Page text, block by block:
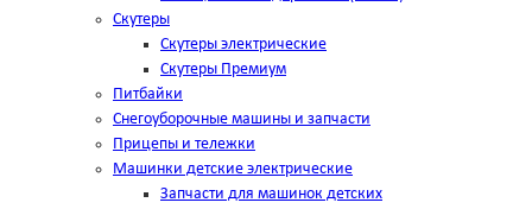
Скутеры
Скутеры электрические
Скутеры Премиум
Питбайки
Снегоуборочные машины и запчасти
Прицепы и тележки
Машинки детские электрические
Запчасти для машинок детских